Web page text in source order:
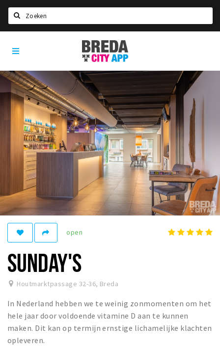
Home
Agenda
Deals
Party pics
Nieuws, interviews & blogs
Eten
Drinken
Slapen
Recreatief
Winkels
Winkelgebieden
Bezienswaardigheden
Musea, theaters & podia
Uitjes & activiteiten
Toeristische routes
Natuurgebieden
Breda
City
App
open
SUNDAY'S
Houtmarktpassage 32-36, Breda
In Nederland hebben we te weinig zonmomenten om het
hele jaar door voldoende vitamine D aan te kunnen
maken. Dit kan op termijn ernstige lichamelijke klachten
opleveren.